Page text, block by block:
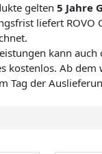
gelten5 Jahre
liefert ROVO
kann
kostenlos. Ab
Tag der